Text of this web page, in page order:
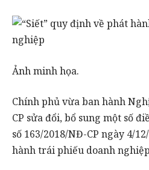
Ảnh minh họa.
Chính phủ vừa ban hành
CP sửa đổi, bổ sung một số
số 163/2018/NĐ-CP ngày 4/
hành trái phiếu doanh